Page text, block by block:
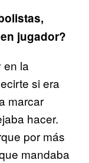
jugador?
en la
si era
marcar
hacer.
por más
mandaba